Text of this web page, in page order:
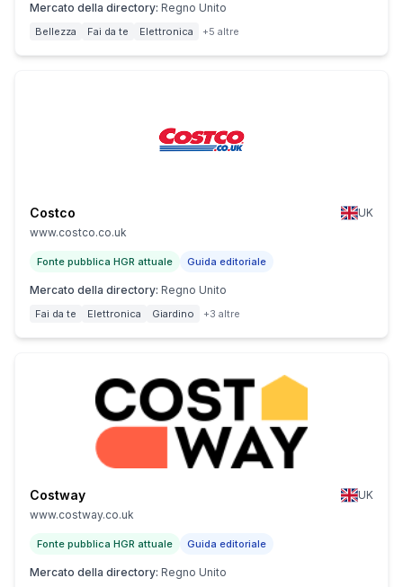
Mercato della directory: Regno Unito
Bellezza Fai da te Elettronica +5 altre
Costco
UK
www.costco.co.uk
Fonte pubblica HGR attuale Guida editoriale
Mercato della directory: Regno Unito
Fai da te Elettronica Giardino +3 altre
Costway
UK
www.costway.co.uk
Fonte pubblica HGR attuale Guida editoriale
Mercato della directory: Regno Unito